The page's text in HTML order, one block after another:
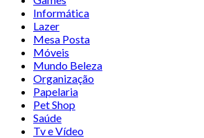
Informática
Lazer
Mesa Posta
Móveis
Mundo Beleza
Organização
Papelaria
Pet Shop
Saúde
Tv e Vídeo